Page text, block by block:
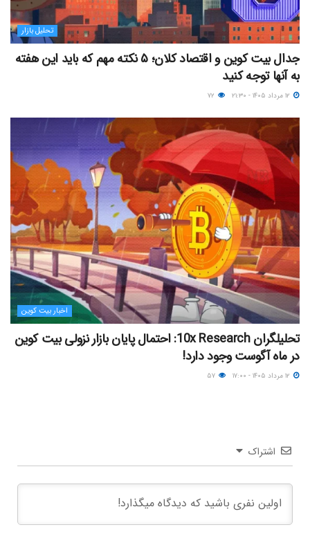
تحلیل بازار
جدال بیت کوین و اقتصاد کلان؛ ۵ نکته مهم که باید این هفته
به آنها توجه کنید
اخبار بیت کوین
تحلیلگران 10x Research: احتمال پایان بازار نزولی بیت کوین
در ماه آگوست وجود دارد!
اشتراک